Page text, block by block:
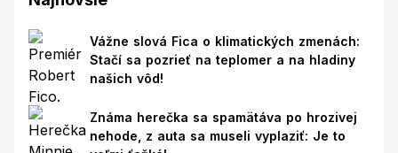
Vážne slová Fica o klimatických zmenách:
Stačí sa pozrieť na teplomer a na hladiny
našich vôd!
Známa herečka sa spamätáva po hrozivej
nehode, z auta sa museli vyplaziť: Je to